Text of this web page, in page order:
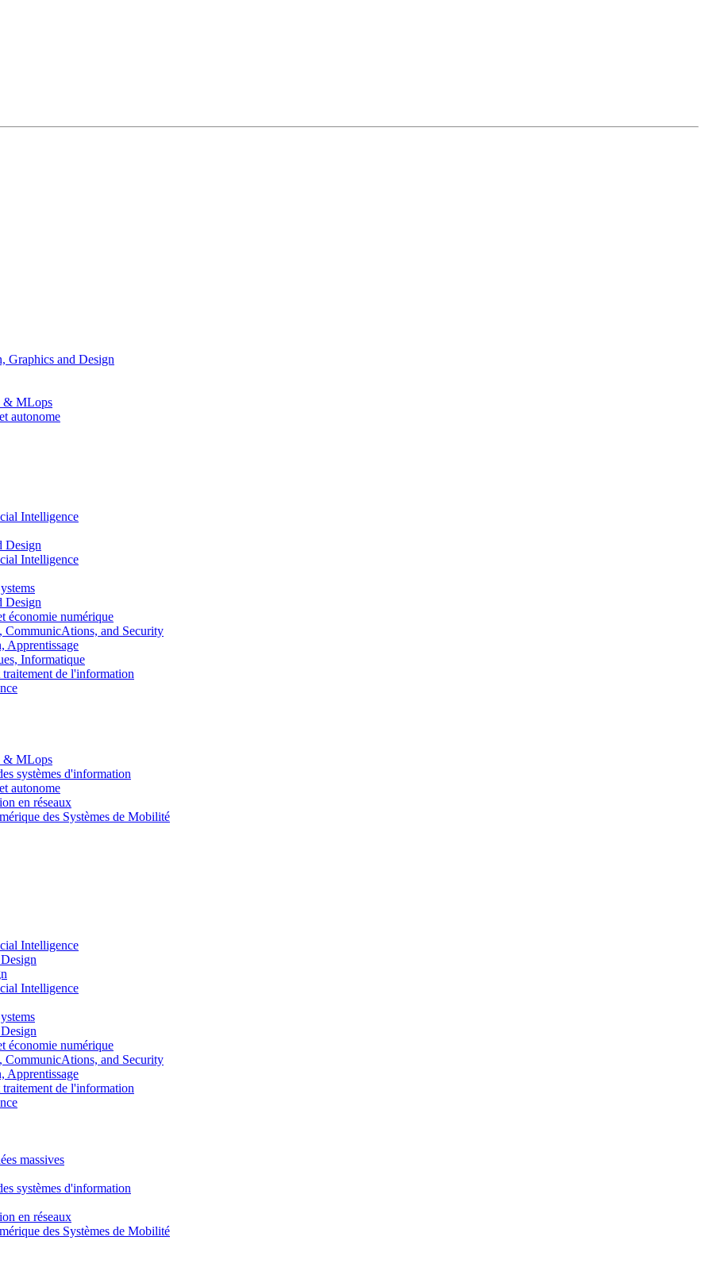
and Design
& MLops
autonome
Intelligence
Design
Intelligence
Design
économie numérique
and Security
Informatique
de l'information
& MLops
systèmes d'information
autonome
en réseaux
des Systèmes de Mobilité
Intelligence
Intelligence
économie numérique
and Security
de l'information
massives
systèmes d'information
en réseaux
des Systèmes de Mobilité